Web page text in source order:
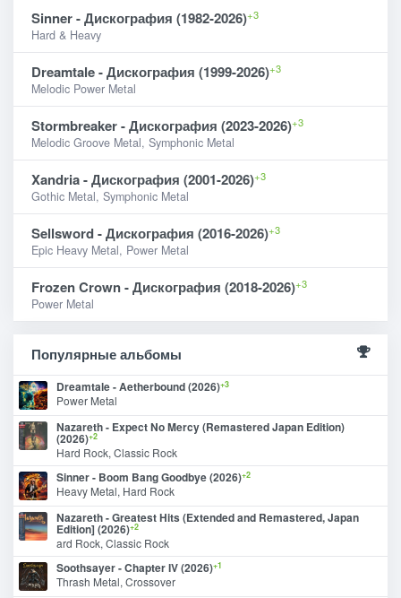
Sinner - Дискография (1982-2026)+3
Hard & Heavy
Dreamtale - Дискография (1999-2026)+3
Melodic Power Metal
Stormbreaker - Дискография (2023-2026)+3
Melodic Groove Metal, Symphonic Metal
Xandria - Дискография (2001-2026)+3
Gothic Metal, Symphonic Metal
Sellsword - Дискография (2016-2026)+3
Epic Heavy Metal, Power Metal
Frozen Crown - Дискография (2018-2026)+3
Power Metal
Популярные альбомы
Dreamtale - Aetherbound (2026)+3
Power Metal
Nazareth - Expect No Mercy (Remastered Japan Edition)
(2026)+2
Hard Rock, Classic Rock
Sinner - Boom Bang Goodbye (2026)+2
Heavy Metal, Hard Rock
Nazareth - Greatest Hits (Extended and Remastered, Japan
Edition] (2026)+2
ard Rock, Classic Rock
Soothsayer - Chapter IV (2026)+1
Thrash Metal, Crossover